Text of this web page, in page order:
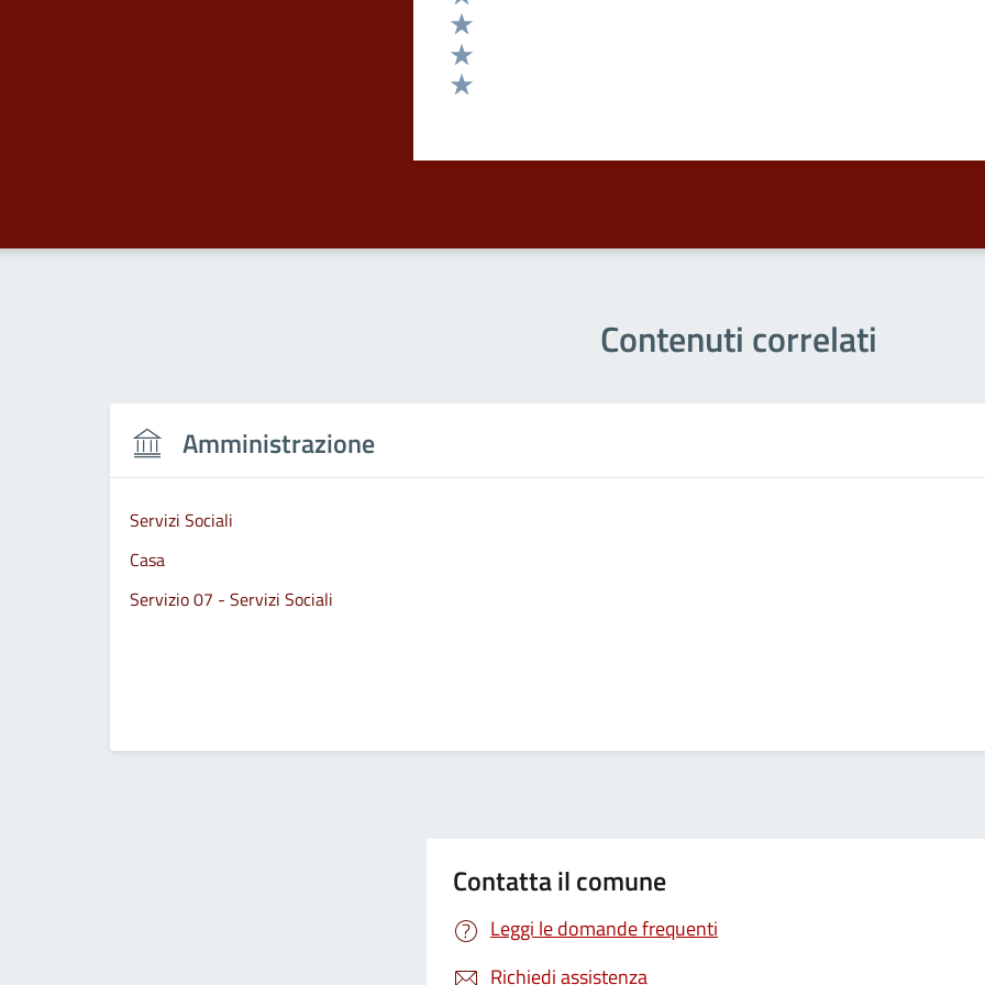
Valuta 4 stelle su 5
Valuta 3 stelle su 5
Valuta 2 stelle su 5
Contenuti correlati
Amministrazione
Servizi Sociali
Casa
Servizio 07 - Servizi Sociali
Contatta il comune
Leggi le domande frequenti
Richiedi assistenza